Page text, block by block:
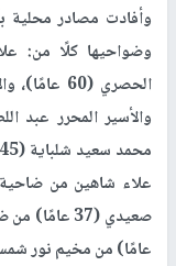
وأفادت مصادر محلية
وضواحيها كلًا من:
علاء شاهين من ضاحية
عامًا) من مخيم نور